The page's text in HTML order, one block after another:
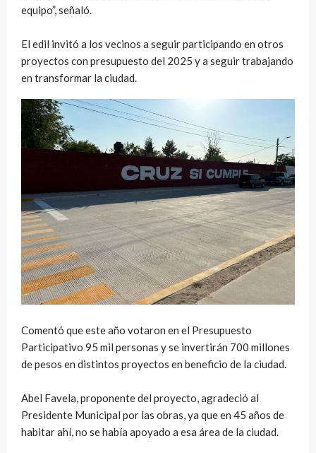
equipo”, señaló.
El edil invitó a los vecinos a seguir participando en otros
proyectos con presupuesto del 2025 y a seguir trabajando
en transformar la ciudad.
Comentó que este año votaron en el Presupuesto
Participativo 95 mil personas y se invertirán 700 millones
de pesos en distintos proyectos en beneficio de la ciudad.
Abel Favela, proponente del proyecto, agradeció al
Presidente Municipal por las obras, ya que en 45 años de
habitar ahí, no se había apoyado a esa área de la ciudad.